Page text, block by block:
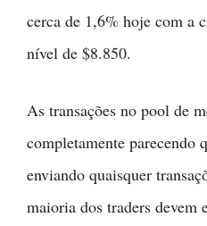
cerca de 1,6% hoje com a
nível de $8.850.
As transações no pool de
completamente parecendo
enviando quaisquer
maioria dos traders devem